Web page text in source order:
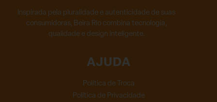
Inspirada pela pluralidade e autenticidade de suas
consumidoras, Beira Rio combina tecnologia,
qualidade e design inteligente.
AJUDA
Política de Troca
Política de Privacidade